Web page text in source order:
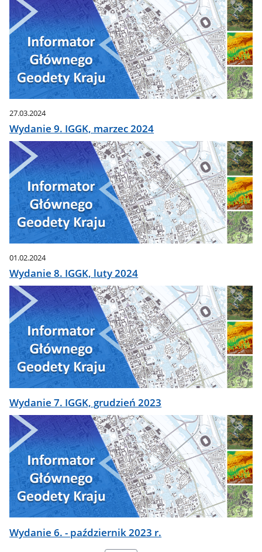
27.03.2024
Wydanie 9. IGGK, marzec 2024
01.02.2024
Wydanie 8. IGGK, luty 2024
Wydanie 7. IGGK, grudzień 2023
Wydanie 6. - październik 2023 r.